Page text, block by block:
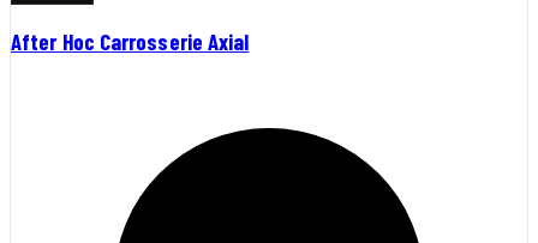
After Hoc Carrosserie Axial